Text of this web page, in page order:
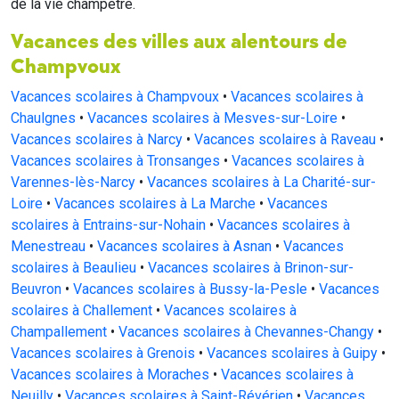
de la vie champêtre.
Vacances des villes aux alentours de
Champvoux
Vacances scolaires à Champvoux • Vacances scolaires à
Chaulgnes • Vacances scolaires à Mesves-sur-Loire •
Vacances scolaires à Narcy • Vacances scolaires à Raveau •
Vacances scolaires à Tronsanges • Vacances scolaires à
Varennes-lès-Narcy • Vacances scolaires à La Charité-sur-
Loire • Vacances scolaires à La Marche • Vacances
scolaires à Entrains-sur-Nohain • Vacances scolaires à
Menestreau • Vacances scolaires à Asnan • Vacances
scolaires à Beaulieu • Vacances scolaires à Brinon-sur-
Beuvron • Vacances scolaires à Bussy-la-Pesle • Vacances
scolaires à Challement • Vacances scolaires à
Champallement • Vacances scolaires à Chevannes-Changy •
Vacances scolaires à Grenois • Vacances scolaires à Guipy •
Vacances scolaires à Moraches • Vacances scolaires à